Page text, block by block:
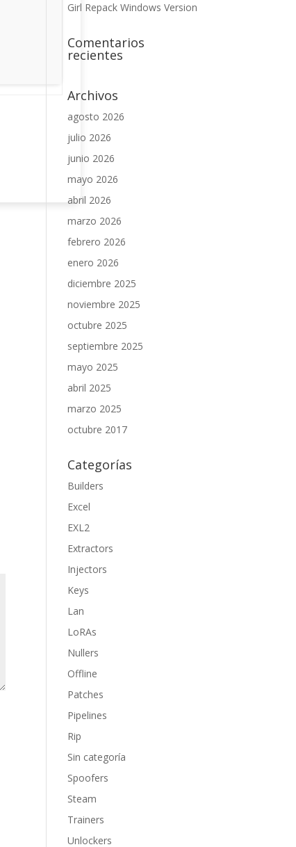
Girl Repack Windows Version
Comentarios
recientes
Archivos
agosto 2026
julio 2026
junio 2026
mayo 2026
abril 2026
marzo 2026
febrero 2026
enero 2026
diciembre 2025
noviembre 2025
octubre 2025
septiembre 2025
mayo 2025
abril 2025
marzo 2025
octubre 2017
Categorías
Builders
Excel
EXL2
Extractors
Injectors
Keys
Lan
LoRAs
Nullers
Offline
Patches
Pipelines
Rip
Sin categoría
Spoofers
Steam
Trainers
Unlockers